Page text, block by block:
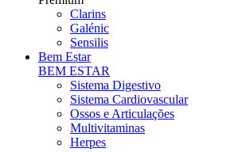
Clarins
Galénic
Sensilis
Bem Estar
BEM ESTAR
Sistema Digestivo
Sistema Cardiovascular
Ossos e Articulações
Multivitaminas
Herpes